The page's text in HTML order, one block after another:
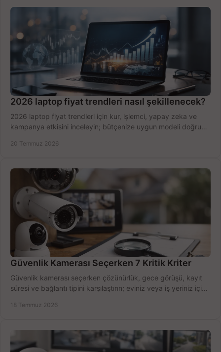
2026 laptop fiyat trendleri nasıl şekillenecek?
2026 laptop fiyat trendleri için kur, işlemci, yapay zeka ve
kampanya etkisini inceleyin; bütçenize uygun modeli doğru
20 Temmuz 2026
Güvenlik Kamerası Seçerken 7 Kritik Kriter
Güvenlik kamerası seçerken çözünürlük, gece görüşü, kayıt
süresi ve bağlantı tipini karşılaştırın; eviniz veya iş yeriniz için
18 Temmuz 2026